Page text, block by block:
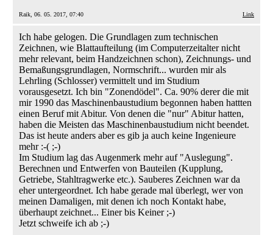
Raik, 06. 05. 2017, 07:40 Link
Ich habe gelogen. Die Grundlagen zum technischen
Zeichnen, wie Blattaufteilung (im Computerzeitalter nicht
mehr relevant, beim Handzeichnen schon), Zeichnungs- und
Bemaßungsgrundlagen, Normschrift... wurden mir als
Lehrling (Schlosser) vermittelt und im Studium
vorausgesetzt. Ich bin "Zonendödel". Ca. 90% derer die mit
mir 1990 das Maschinenbaustudium begonnen haben hattten
einen Beruf mit Abitur. Von denen die "nur" Abitur hatten,
haben die Meisten das Maschinenbaustudium nicht beendet.
Das ist heute anders aber es gib ja auch keine Ingenieure
mehr :-( ;-)
Im Studium lag das Augenmerk mehr auf "Auslegung".
Berechnen und Entwerfen von Bauteilen (Kupplung,
Getriebe, Stahltragwerke etc.). Sauberes Zeichnen war da
eher untergeordnet. Ich habe gerade mal überlegt, wer von
meinen Damaligen, mit denen ich noch Kontakt habe,
überhaupt zeichnet... Einer bis Keiner ;-)
Jetzt schweife ich ab ;-)